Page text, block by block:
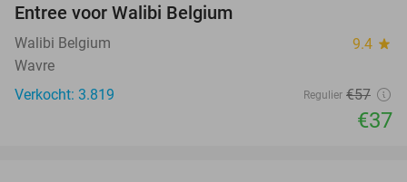
Entree voor Walibi Belgium
Walibi Belgium 9.4 star
Wavre
Verkocht: 3.819
Regulier €57
€37